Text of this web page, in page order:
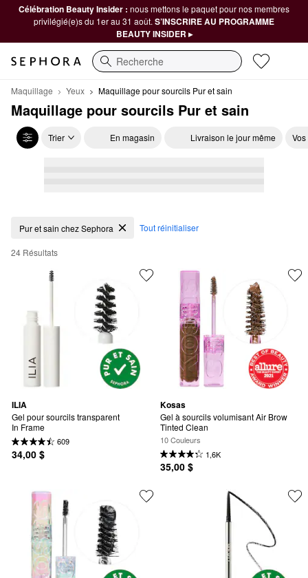
Célébration Beauty Insider : nous mettons le paquet pour nos membres
privilégié(e)s du 1er au 31 août. S’INSCRIRE AU PROGRAMME
BEAUTY INSIDER ▸
Recherche
Maquillage Yeux Maquillage pour sourcils Pur et sain
Maquillage pour sourcils Pur et sain
Trier En magasin Livraison le jour même
Maquillage pour sourcils Pur et sain
Pur et sain chez Sephora Tout réinitialiser
24 Résultats
ILIA
Gel pour sourcils transparent
In Frame
609
34,00 $
Kosas
Gel à sourcils volumisant Air Brow
Tinted Clean
10 Couleurs
1,6K
35,00 $